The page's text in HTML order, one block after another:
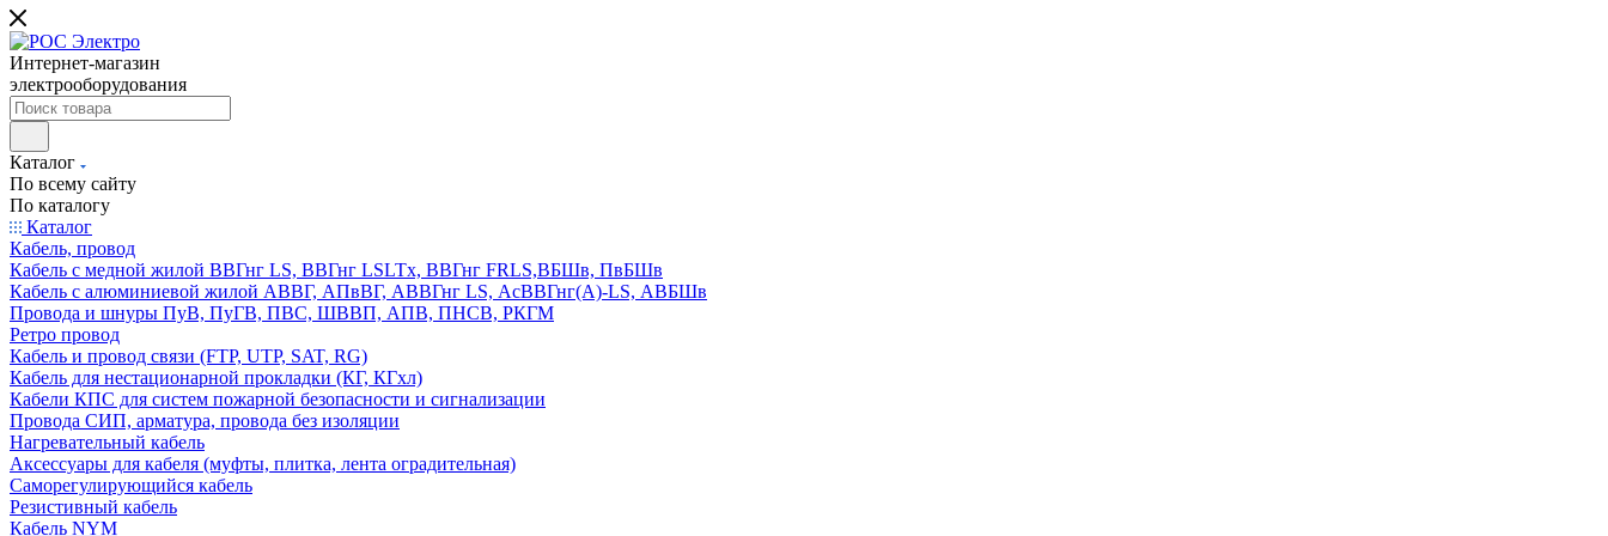
Интернет-магазин
электрооборудования
Каталог
По всему сайту
По каталогу
Каталог
Кабель, провод
Кабель с медной жилой ВВГнг LS, ВВГнг LSLTx, ВВГнг FRLS,ВБШв, ПвБШв
Кабель с алюминиевой жилой АВВГ, АПвВГ, АВВГнг LS, АсВВГнг(А)-LS, АВБШв
Провода и шнуры ПуВ, ПуГВ, ПВС, ШВВП, АПВ, ПНСВ, РКГМ
Ретро провод
Кабель и провод связи (FTP, UTP, SAT, RG)
Кабель для нестационарной прокладки (КГ, КГхл)
Кабели КПС для систем пожарной безопасности и сигнализации
Провода СИП, арматура, провода без изоляции
Нагревательный кабель
Аксессуары для кабеля (муфты, плитка, лента оградительная)
Саморегулирующийся кабель
Резистивный кабель
Кабель NYM